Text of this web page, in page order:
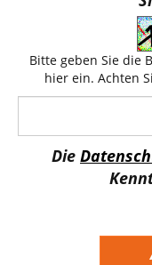
Bitte geben Sie die
hier ein. Achten
Die